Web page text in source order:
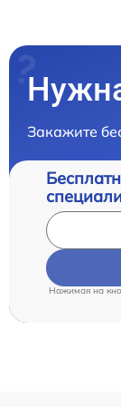
Закажите
Нажимая на